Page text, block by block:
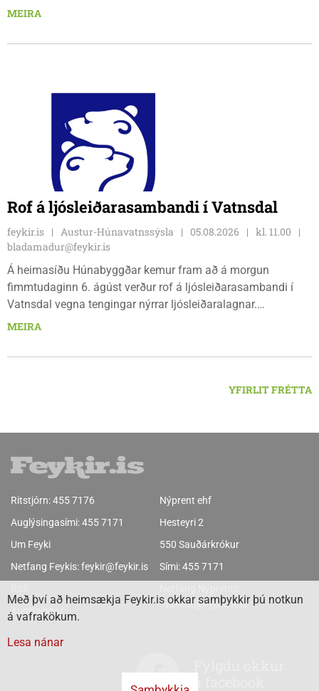
síðan 18. júlí. Spáin fyrir leikinn er fín, lítil háttar rigning og
veðri og skella sér á völlinn.
MEIRA
Rof á ljósleiðarasambandi í Vatnsdal
feykir.is Austur-Húnavatnssýsla 05.08.2026
kl. 11.00
bladamadur@feykir.is
Á heimasíðu Húnabyggðar kemur fram að á morgun
fimmtudaginn 6. ágúst verður rof á ljósleiðarasambandi í
Vatnsdal vegna tengingar nýrrar ljósleiðaralagnar.
Ljósleiðarasambandið verður rofið á morgun fimmtudag
MEIRA
YFIRLIT FRÉTTA
Ritstjórn:455 7176
Auglýsingasími:455 7171
Um Feyki
Netfang Feykis:feykir@feykir.is
Auglýsingar
Nýprent ehf
Hesteyri 2
550 Sauðárkrókur
Sími:455 7171
nyprent@nyprent.is
Með því að heimsækja Feykir.is okkar samþykkir þú notkun
á vafrakökum.
Lesa nánar